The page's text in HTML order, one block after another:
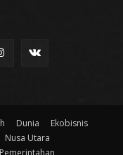
Dunia
Ekobisnis
Nusa Utara